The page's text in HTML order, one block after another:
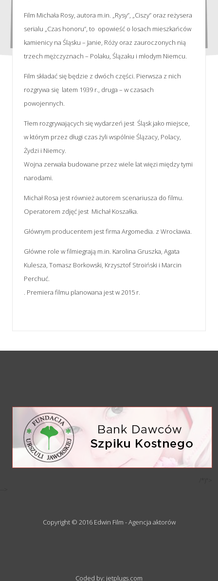
Film Michała Rosy, autora m.in. „Rysy”, „Ciszy” oraz reżysera
serialu „Czas honoru”, to opowieść o losach mieszkańców
kamienicy na Śląsku – Janie, Róży oraz zauroczonych nią
trzech mężczyznach – Polaku, Ślązaku i młodym Niemcu.
Film składać się będzie z dwóch części. Pierwsza z nich
rozgrywa się latem 1939 r., druga – w czasach
powojennych.
Tłem rozgrywających się wydarzeń jest Śląsk jako miejsce,
w którym przez długi czas żyli wspólnie Ślązacy, Polacy,
Żydzi i Niemcy.
Wojna zerwała budowane przez wiele lat więzi między tymi
narodami.
Michał Rosa jest również autorem scenariusza do filmu.
Operatorem zdjęć jest Michał Koszałka.
Głównym producentem jest firma Argomedia. z Wrocławia.
Główne role w filmiegrają m.in. Karolina Gruszka, Agata
Kulesza, Tomasz Borkowski, Krzysztof Stroiński i Marcin
Perchuć.
. Premiera filmu planowana jest w 2015 r.
Copyright © 2016 Edwin Film - Agencja aktorów
Coded by: jetplugs.com